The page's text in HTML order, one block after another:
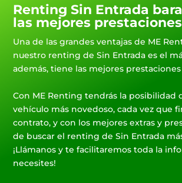
Renting Sin Entrada
las mejores
Una de las grandes ventajas de ME
nuestro renting de Sin Entrada es el
además, tiene las mejores prestaciones
Con ME Renting tendrás la posibilidad
vehículo más novedoso, cada vez que
contrato, y con los mejores extras y
de buscar el renting de Sin Entrada
¡Llámanos y te facilitaremos toda la
necesites!